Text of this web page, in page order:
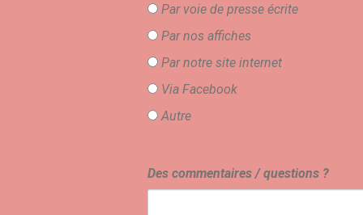
Par voie de presse écrite
Par nos affiches
Par notre site internet
Via Facebook
Autre
Des commentaires / questions ?